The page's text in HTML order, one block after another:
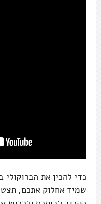
כדי להכין את
שמיד אחלוק אתכם,